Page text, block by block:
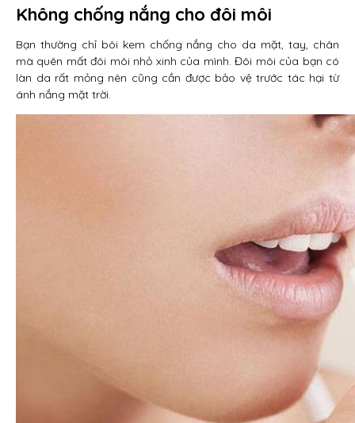
Không chống nắng cho đôi môi
Bạn thường chỉ bôi kem chống nắng cho da mặt, tay, chân
mà quên mất đôi môi nhỏ xinh của mình. Đôi môi của bạn có
làn da rất mỏng nên cũng cần được bảo vệ trước tác hại từ
ánh nắng mặt trời.